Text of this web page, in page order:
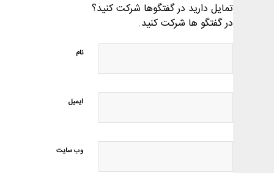
تمایل دارید در گفتگوها شرکت کنید؟
در گفتگو ها شرکت کنید.
نام
ایمیل
وب‌ سایت